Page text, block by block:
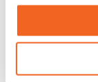
(180cm)
(240cm)